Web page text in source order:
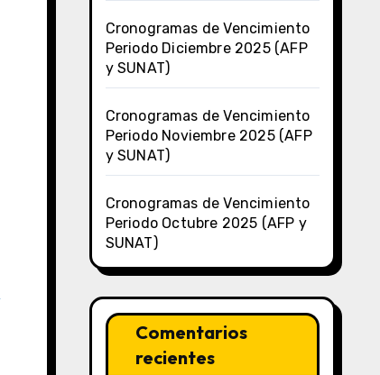
Cronogramas de Vencimiento
Periodo Diciembre 2025 (AFP
y SUNAT)
Cronogramas de Vencimiento
Periodo Noviembre 2025 (AFP
y SUNAT)
Cronogramas de Vencimiento
Periodo Octubre 2025 (AFP y
SUNAT)
Comentarios
recientes